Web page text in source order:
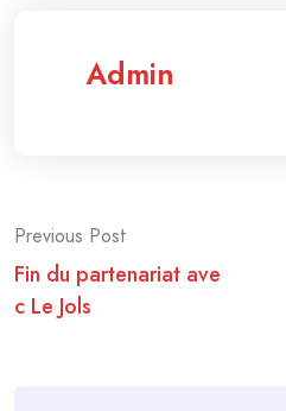
Admin
Post
navigation
Previous Post
Fin du partenariat ave
c Le Jols